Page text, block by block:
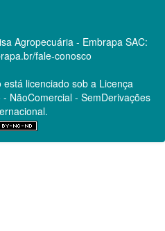
Agropecuária - Embrapa SAC:
fale-conosco
licenciado sob a Licença
NãoComercial - SemDerivações